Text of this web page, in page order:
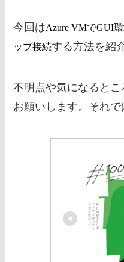
今回はAzure VMでGUI
ップ接続する方法を紹
不明点や気になると
お願いします。それで